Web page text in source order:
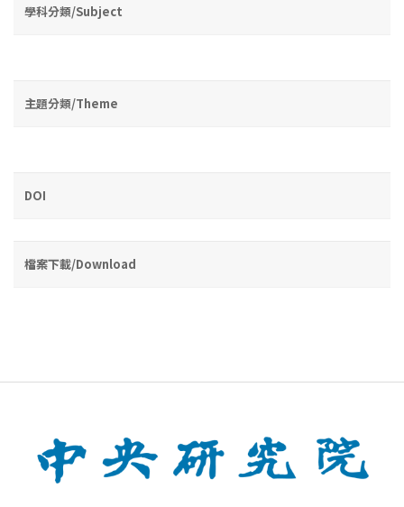
學科分類/Subject
主題分類/Theme
DOI
檔案下載/Download